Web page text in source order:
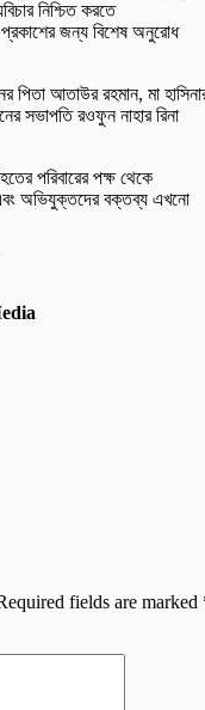
নিশ্চিত করতে
প্রকাশের জন্য বিশেষ অনুরোধ
পিতা আতাউর রহমান, মা
সভাপতি রওফুন নাহার রিনা
পরিবারের পক্ষ থেকে
অভিযুক্তদের বক্তব্য এখনো
fields are marked